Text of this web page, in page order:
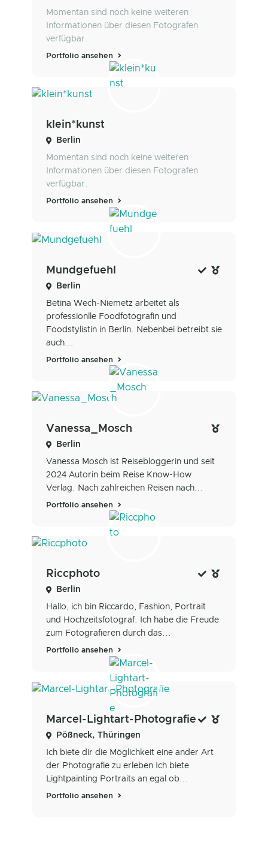
Momentan sind noch keine weiteren
Informationen über diesen Fotografen
verfügbar.
Portfolio ansehen
klein*kunst
Berlin
Momentan sind noch keine weiteren
Informationen über diesen Fotografen
verfügbar.
Portfolio ansehen
Mundgefuehl
Berlin
Betina Wech-Niemetz arbeitet als
professionlle Foodfotografin und
Foodstylistin in Berlin. Nebenbei betreibt sie
auch...
Portfolio ansehen
Vanessa_Mosch
Berlin
Vanessa Mosch ist Reisebloggerin und seit
2024 Autorin beim Reise Know-How
Verlag. Nach zahlreichen Reisen nach...
Portfolio ansehen
Riccphoto
Berlin
Hallo, ich bin Riccardo, Fashion, Portrait
und Hochzeitsfotograf. Ich habe die Freude
zum Fotografieren durch das...
Portfolio ansehen
Marcel-Lightart-Photografie
Pößneck, Thüringen
Ich biete dir die Möglichkeit eine ander Art
der Photografie zu erleben Ich biete
Lightpainting Portraits an egal ob...
Portfolio ansehen